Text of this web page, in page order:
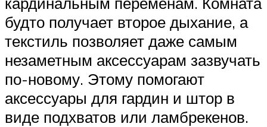
будто получает второе дыхание, а
текстиль позволяет даже самым
незаметным аксессуарам зазвучать
по-новому. Этому помогают
аксессуары для гардин и штор в
виде подхватов или ламбрекенов.